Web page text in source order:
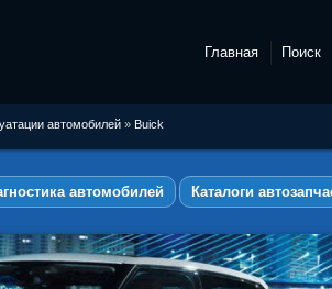
Главная Поиск
автомобилей » Buick
автомобилей Каталоги